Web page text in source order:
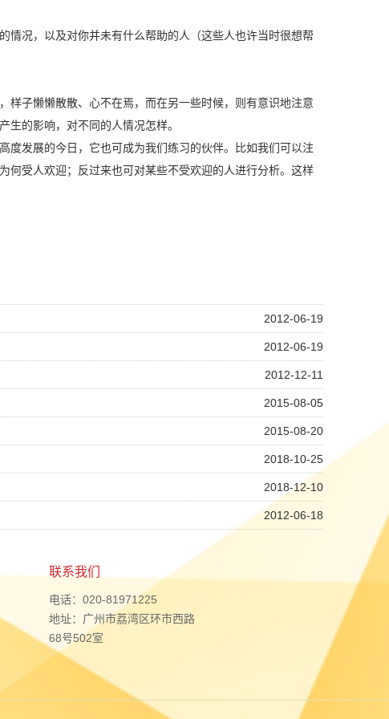
况，以及对你并未有什么帮助的人（这些人也许当时很想帮
子懒懒散散、心不在焉，而在另一些时候，则有意识地注意
生的影响，对不同的人情况怎样。
发展的今日，它也可成为我们练习的伙伴。比如我们可以注
何受人欢迎；反过来也可对某些不受欢迎的人进行分析。这样
2012-06-19
2012-06-19
2012-12-11
2015-08-05
2015-08-20
2018-10-25
2018-12-10
2012-06-18
联系我们
电话：020-81971225
地址：广州市荔湾区环市西路
68号502室